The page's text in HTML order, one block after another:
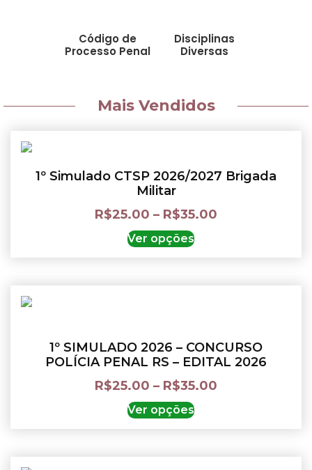
Código de
Processo Penal
Disciplinas
Diversas
Mais Vendidos
1º Simulado CTSP 2026/2027 Brigada
Militar
R$25.00 – R$35.00
Ver opções
1º SIMULADO 2026 – CONCURSO
POLÍCIA PENAL RS – EDITAL 2026
R$25.00 – R$35.00
Ver opções